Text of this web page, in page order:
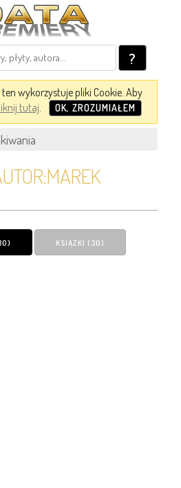
?
wykorzystuje pliki Cookie. Aby
tutaj. OK, ZROZUMIAŁEM
KSIĄŻKI (30)